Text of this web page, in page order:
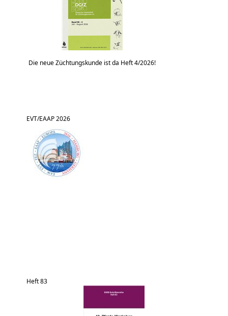
Die neue Züchtungskunde ist da Heft 4/2026!
EVT/EAAP 2026
Heft 83